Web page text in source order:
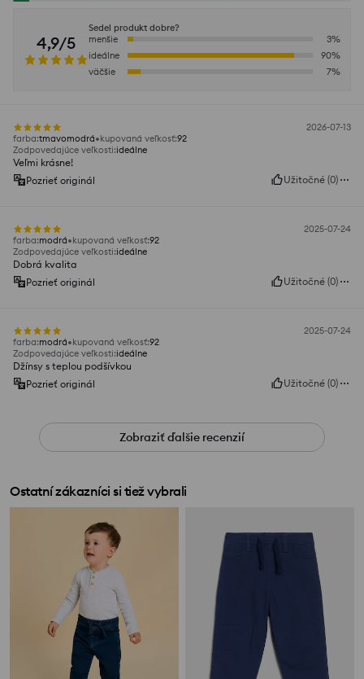
4,9/5
Sedel produkt dobre?
menšie
3%
ideálne
90%
väčšie
7%
2026-07-13
farba:tmavomodrá kupovaná veľkosť:92
Zodpovedajúce veľkosti:ideálne
Veľmi krásne!
Pozrieť originál
Užitočné (0)
2025-07-24
farba:modrá kupovaná veľkosť:92
Zodpovedajúce veľkosti:ideálne
Dobrá kvalita
Pozrieť originál
Užitočné (0)
2025-07-24
farba:modrá kupovaná veľkosť:92
Zodpovedajúce veľkosti:ideálne
Džínsy s teplou podšívkou
Pozrieť originál
Užitočné (0)
Zobraziť ďalšie recenzií
Ostatní zákazníci si tiež vybrali